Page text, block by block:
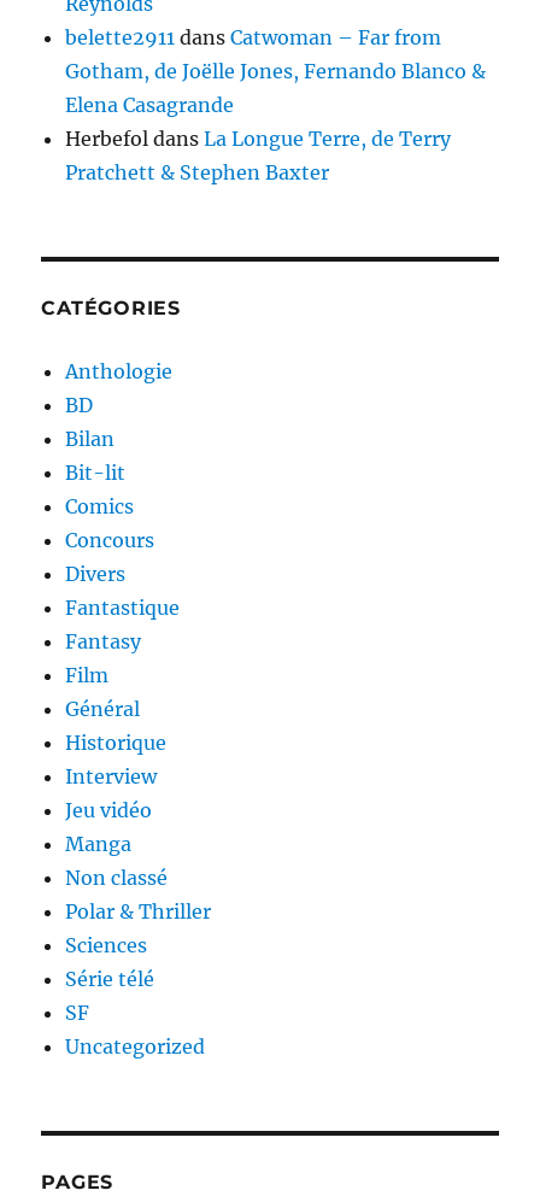
belette2911 dansCatwoman – Far from
Gotham, de Joëlle Jones, Fernando Blanco &
Elena Casagrande
Herbefol dansLa Longue Terre, de Terry
Pratchett & Stephen Baxter
CATÉGORIES
Anthologie
BD
Bilan
Bit-lit
Comics
Concours
Divers
Fantastique
Fantasy
Film
Général
Historique
Interview
Jeu vidéo
Manga
Non classé
Polar & Thriller
Sciences
Série télé
SF
Uncategorized
PAGES